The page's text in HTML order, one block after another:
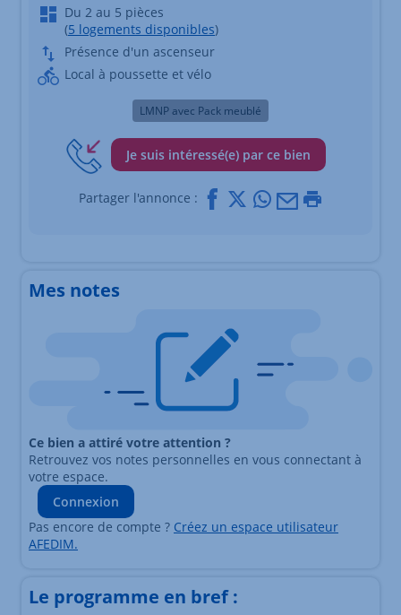
Du 2 au 5 pièces
(5 logements disponibles)
Présence d'un ascenseur
Local à poussette et vélo
LMNP avec Pack meublé
Je suis intéressé(e) par ce bien
Partager l'annonce : Facebook
X Whatsapp
Mail
Mes notes
Ce bien a attiré votre attention ?
Retrouvez vos notes personnelles en vous connectant à
votre espace.
Connexion
Pas encore de compte ? Créez un espace utilisateur
AFEDIM.
Le programme en bref :